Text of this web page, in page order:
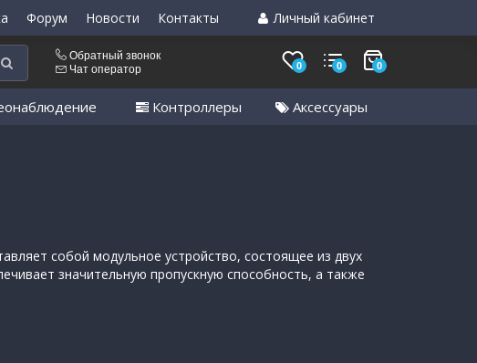
Форум Новости Контакты Личный кабинет
Обратный звонок
Чат оператор
0 0 0
Контроллеры Аксессуары
собой модульное устройство, состоящее из двух
значительную пропускную способность, а также